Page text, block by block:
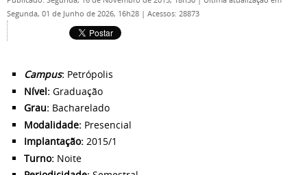
Segunda, 01 de Junho de 2026, 16h28 | Acessos: 28873
Campus: Petrópolis
Nível: Graduação
Grau: Bacharelado
Modalidade: Presencial
Implantação: 2015/1
Turno: Noite